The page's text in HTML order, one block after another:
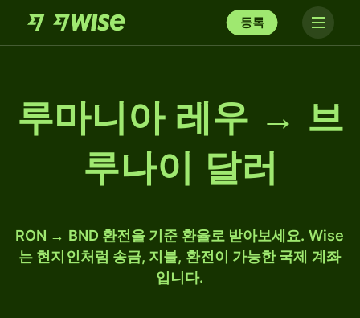
등록
루마니아 레우 → 브
루나이 달러
RON → BND 환전을 기준 환율로 받아보세요. Wise
는 현지인처럼 송금, 지불, 환전이 가능한 국제 계좌
입니다.